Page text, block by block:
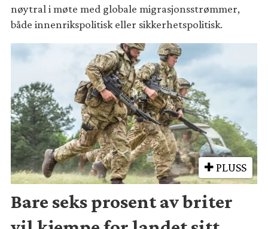
nøytral i møte med globale migrasjonsstrømmer,
både innenrikspolitisk eller sikkerhetspolitisk.
PLUSS
Bare seks prosent av briter